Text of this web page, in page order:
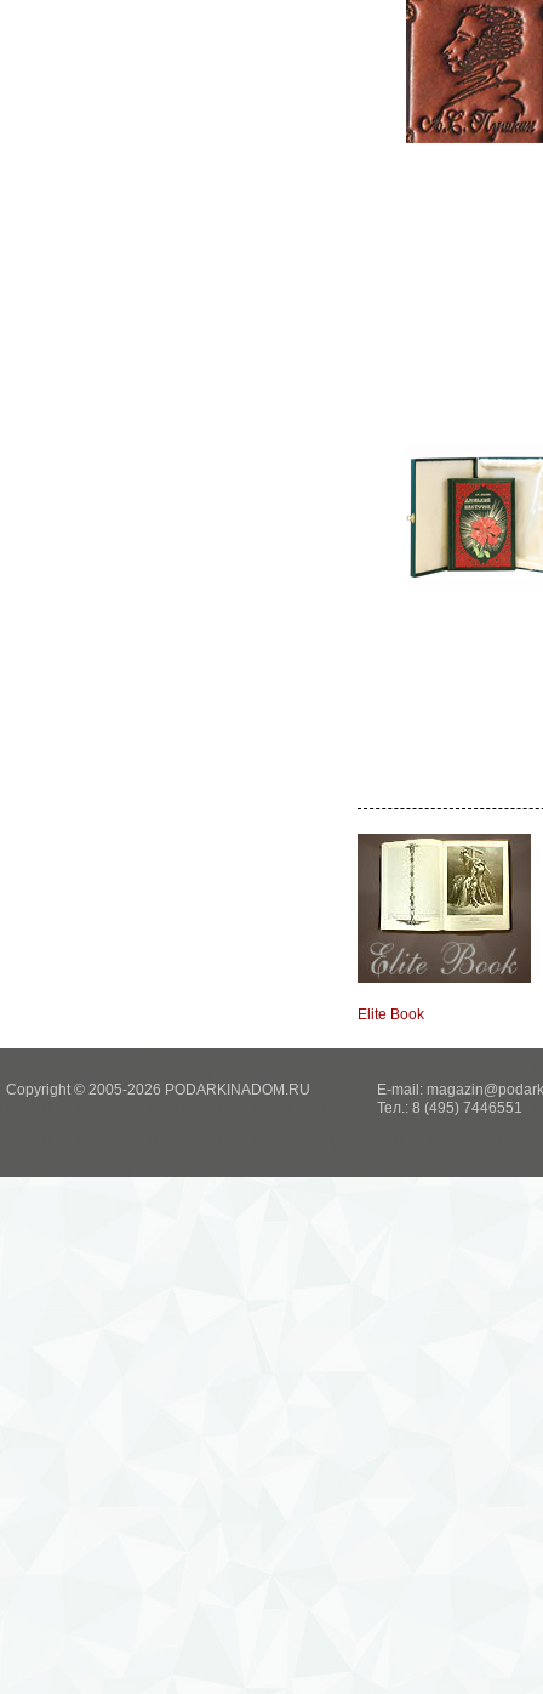
Elite Book
Copyright © 2005-2026 PODARKINADOM.RU E-mail:
Тел.: 8 (495) 7446551